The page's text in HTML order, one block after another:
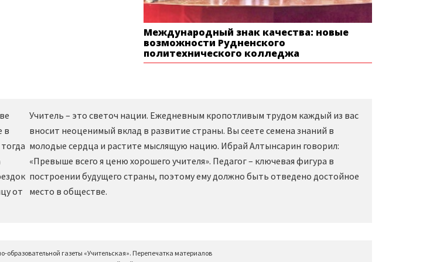
Международный знак качества: новые
возможности Рудненского
политехнического колледжа
в
от
Учитель – это светоч нации. Ежедневным кропотливым трудом каждый из вас
вносит неоценимый вклад в развитие страны. Вы сеете семена знаний в
молодые сердца и растите мыслящую нацию. Ибрай Алтынсарин говорил:
«Превыше всего я ценю хорошего учителя». Педагог – ключевая фигура в
построении будущего страны, поэтому ему должно быть отведено достойное
место в обществе.
газеты «Учительская». Перепечатка материалов